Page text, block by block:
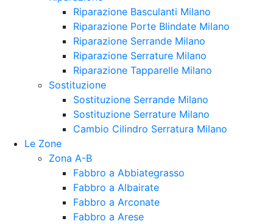
Riparazione Basculanti Milano
Riparazione Porte Blindate Milano
Riparazione Serrande Milano
Riparazione Serrature Milano
Riparazione Tapparelle Milano
Sostituzione
Sostituzione Serrande Milano
Sostituzione Serrature Milano
Cambio Cilindro Serratura Milano
Le Zone
Zona A-B
Fabbro a Abbiategrasso
Fabbro a Albairate
Fabbro a Arconate
Fabbro a Arese